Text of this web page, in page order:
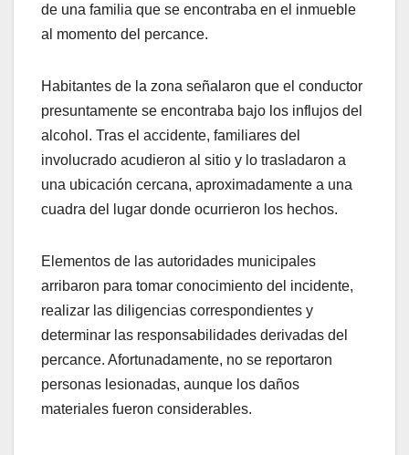
de una familia que se encontraba en el inmueble
al momento del percance.
Habitantes de la zona señalaron que el conductor
presuntamente se encontraba bajo los influjos del
alcohol. Tras el accidente, familiares del
involucrado acudieron al sitio y lo trasladaron a
una ubicación cercana, aproximadamente a una
cuadra del lugar donde ocurrieron los hechos.
Elementos de las autoridades municipales
arribaron para tomar conocimiento del incidente,
realizar las diligencias correspondientes y
determinar las responsabilidades derivadas del
percance. Afortunadamente, no se reportaron
personas lesionadas, aunque los daños
materiales fueron considerables.